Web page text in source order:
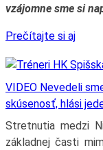
vzájomne sme si
Prečítajte si aj
VIDEO Nevedeli
skúsenosť, hlási
Stretnutia medzi
základnej časti